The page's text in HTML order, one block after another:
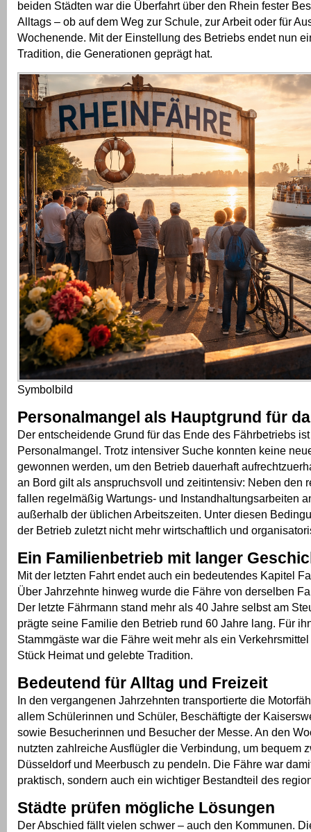
beiden Städten war die Überfahrt über den Rhein fester
Alltags – ob auf dem Weg zur Schule, zur Arbeit oder für
Wochenende. Mit der Einstellung des Betriebs endet nun
Tradition, die Generationen geprägt hat.
Symbolbild
Personalmangel als Hauptgrund für
Der entscheidende Grund für das Ende des Fährbetriebs
Personalmangel. Trotz intensiver Suche konnten keine
gewonnen werden, um den Betrieb dauerhaft
an Bord gilt als anspruchsvoll und zeitintensiv: Neben den
fallen regelmäßig Wartungs- und Instandhaltungsarbeiten
außerhalb der üblichen Arbeitszeiten. Unter diesen
der Betrieb zuletzt nicht mehr wirtschaftlich und
Ein Familienbetrieb mit langer
Mit der letzten Fahrt endet auch ein bedeutendes Kapitel
Über Jahrzehnte hinweg wurde die Fähre von derselben
Der letzte Fährmann stand mehr als 40 Jahre selbst am
prägte seine Familie den Betrieb rund 60 Jahre lang. Für
Stammgäste war die Fähre weit mehr als ein
Stück Heimat und gelebte Tradition.
Bedeutend für Alltag und Freizeit
In den vergangenen Jahrzehnten transportierte die
allem Schülerinnen und Schüler, Beschäftigte der
sowie Besucherinnen und Besucher der Messe. An den
nutzten zahlreiche Ausflügler die Verbindung, um bequem
Düsseldorf und Meerbusch zu pendeln. Die Fähre war
praktisch, sondern auch ein wichtiger Bestandteil des
Städte prüfen mögliche Lösungen
Der Abschied fällt vielen schwer – auch den Kommunen.